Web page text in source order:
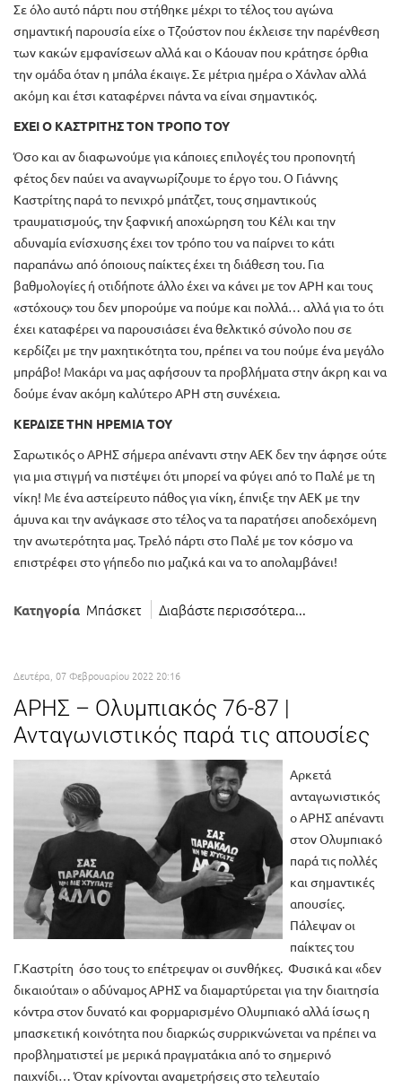
Σε όλο αυτό πάρτι που στήθηκε μέχρι το τέλος του αγώνα
σημαντική παρουσία είχε ο Τζούστον που έκλεισε την παρένθεση
των κακών εμφανίσεων αλλά και ο Κάουαν που κράτησε όρθια
την ομάδα όταν η μπάλα έκαιγε. Σε μέτρια ημέρα ο Χάνλαν αλλά
ακόμη και έτσι καταφέρνει πάντα να είναι σημαντικός.
ΕΧΕΙ Ο ΚΑΣΤΡΙΤΗΣ ΤΟΝ ΤΡΟΠΟ ΤΟΥ
Όσο και αν διαφωνούμε για κάποιες επιλογές του προπονητή
φέτος δεν παύει να αναγνωρίζουμε το έργο του. Ο Γιάννης
Καστρίτης παρά το πενιχρό μπάτζετ, τους σημαντικούς
τραυματισμούς, την ξαφνική αποχώρηση του Κέλι και την
αδυναμία ενίσχυσης έχει τον τρόπο του να παίρνει το κάτι
παραπάνω από όποιους παίκτες έχει τη διάθεση του. Για
βαθμολογίες ή οτιδήποτε άλλο έχει να κάνει με τον ΑΡΗ και τους
«στόχους» του δεν μπορούμε να πούμε και πολλά… αλλά για το ότι
έχει καταφέρει να παρουσιάσει ένα θελκτικό σύνολο που σε
κερδίζει με την μαχητικότητα του, πρέπει να του πούμε ένα μεγάλο
μπράβο! Μακάρι να μας αφήσουν τα προβλήματα στην άκρη και να
δούμε έναν ακόμη καλύτερο ΑΡΗ στη συνέχεια.
ΚΕΡΔΙΣΕ ΤΗΝ ΗΡΕΜΙΑ ΤΟΥ
Σαρωτικός ο ΑΡΗΣ σήμερα απέναντι στην ΑΕΚ δεν την άφησε ούτε
για μια στιγμή να πιστέψει ότι μπορεί να φύγει από το Παλέ με τη
νίκη! Με ένα αστείρευτο πάθος για νίκη, έπνιξε την ΑΕΚ με την
άμυνα και την ανάγκασε στο τέλος να τα παρατήσει αποδεχόμενη
την ανωτερότητα μας. Τρελό πάρτι στο Παλέ με τον κόσμο να
επιστρέφει στο γήπεδο πιο μαζικά και να το απολαμβάνει!
Κατηγορία Μπάσκετ Διαβάστε περισσότερα...
Δευτέρα, 07 Φεβρουαρίου 2022 20:16
ΑΡΗΣ – Ολυμπιακός 76-87 |
Ανταγωνιστικός παρά τις απουσίες
Αρκετά
ανταγωνιστικός
ο ΑΡΗΣ απέναντι
στον Ολυμπιακό
παρά τις πολλές
και σημαντικές
απουσίες.
Πάλεψαν οι
παίκτες του
Γ.Καστρίτη όσο τους το επέτρεψαν οι συνθήκες. Φυσικά και «δεν
δικαιούται» ο αδύναμος ΑΡΗΣ να διαμαρτύρεται για την διαιτησία
κόντρα στον δυνατό και φορμαρισμένο Ολυμπιακό αλλά ίσως η
μπασκετική κοινότητα που διαρκώς συρρικνώνεται να πρέπει να
προβληματιστεί με μερικά πραγματάκια από το σημερινό
παιχνίδι… Όταν κρίνονται αναμετρήσεις στο τελευταίο